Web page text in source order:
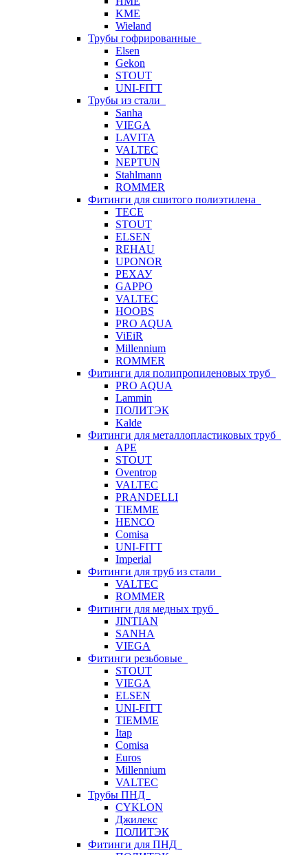
KME
Wieland
Трубы гофрированные
Elsen
Gekon
STOUT
UNI-FITT
Трубы из стали
Sanha
VIEGA
LAVITA
VALTEC
NEPTUN
Stahlmann
ROMMER
Фитинги для сшитого полиэтилена
TECE
STOUT
ELSEN
REHAU
UPONOR
РЕХАУ
GAPPO
VALTEC
HOOBS
PRO AQUA
ViEiR
Millennium
ROMMER
Фитинги для полипропиленовых труб
PRO AQUA
Lammin
ПОЛИТЭК
Kalde
Фитинги для металлопластиковых труб
APE
STOUT
Oventrop
VALTEC
PRANDELLI
TIEMME
HENCO
Comisa
UNI-FITT
Imperial
Фитинги для труб из стали
VALTEC
ROMMER
Фитинги для медных труб
JINTIAN
SANHA
VIEGA
Фитинги резьбовые
STOUT
VIEGA
ELSEN
UNI-FITT
TIEMME
Itap
Comisa
Euros
Millennium
VALTEC
Трубы ПНД
CYKLON
Джилекс
ПОЛИТЭК
Фитинги для ПНД